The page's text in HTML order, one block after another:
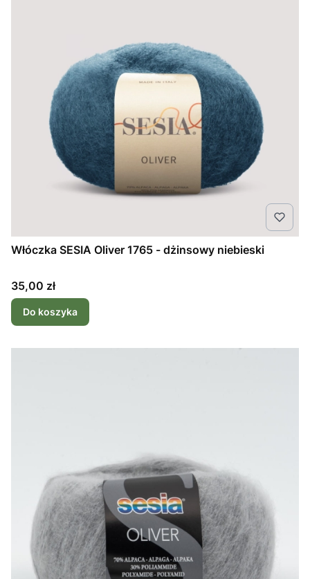
Włóczka SESIA Oliver 1765 - dżinsowy niebieski
Cena
35,00 zł
Do koszyka